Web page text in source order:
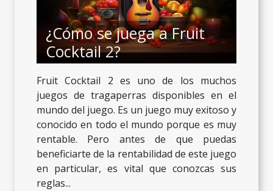
¿Cómo se juega a Fruit
Cocktail 2?
Fruit Cocktail 2 es uno de los muchos
juegos de tragaperras disponibles en el
mundo del juego. Es un juego muy exitoso y
conocido en todo el mundo porque es muy
rentable. Pero antes de que puedas
beneficiarte de la rentabilidad de este juego
en particular, es vital que conozcas sus
reglas...